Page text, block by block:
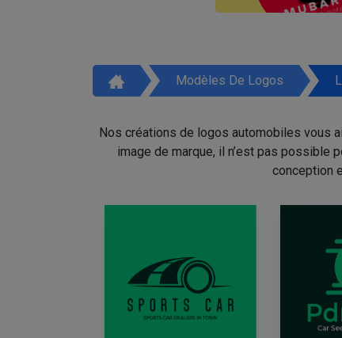
Modèles De Logos
Nos créations de logos automobiles vous
image de marque, il n’est pas possible
conception